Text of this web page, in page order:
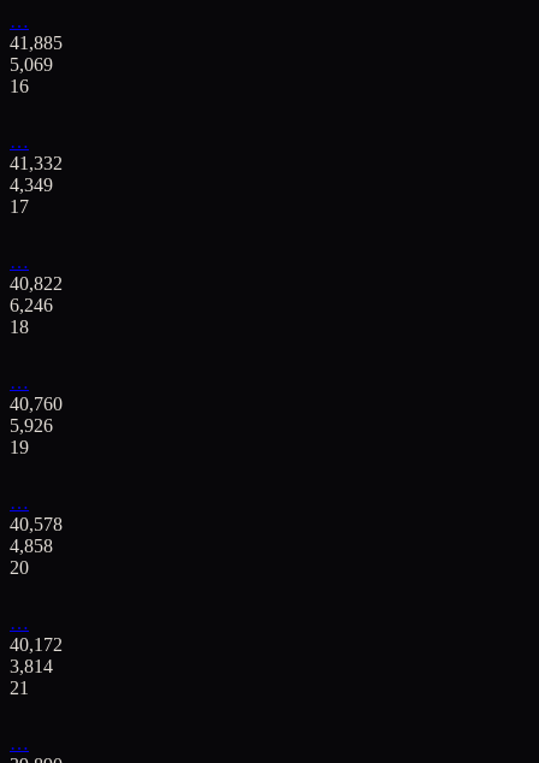
…
41,885
5,069
16
…
41,332
4,349
17
…
40,822
6,246
18
…
40,760
5,926
19
…
40,578
4,858
20
…
40,172
3,814
21
…